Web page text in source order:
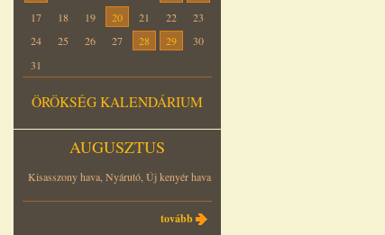
17
18 19 20 21 22
23
24
25 26 27 28 29
30
31
ÖRÖKSÉG KALENDÁRIUM
AUGUSZTUS
Kisasszony hava, Nyárutó, Új kenyér hava
tovább